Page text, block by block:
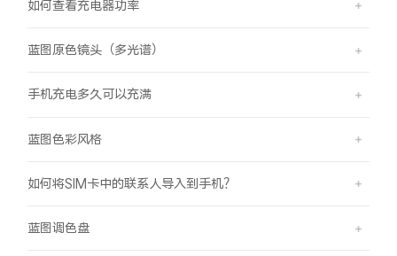
如何查看充电器功率
蓝图原色镜头（多光谱）
手机充电多久可以充满
蓝图色彩风格
如何将SIM卡中的联系人导入到手机？
蓝图调色盘